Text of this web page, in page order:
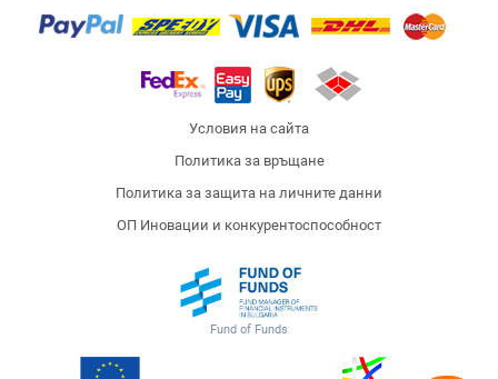
Условия на сайта
Политика за връщане
Политика за защита на личните данни
ОП Иновации и конкурентоспособност
Fund of Funds